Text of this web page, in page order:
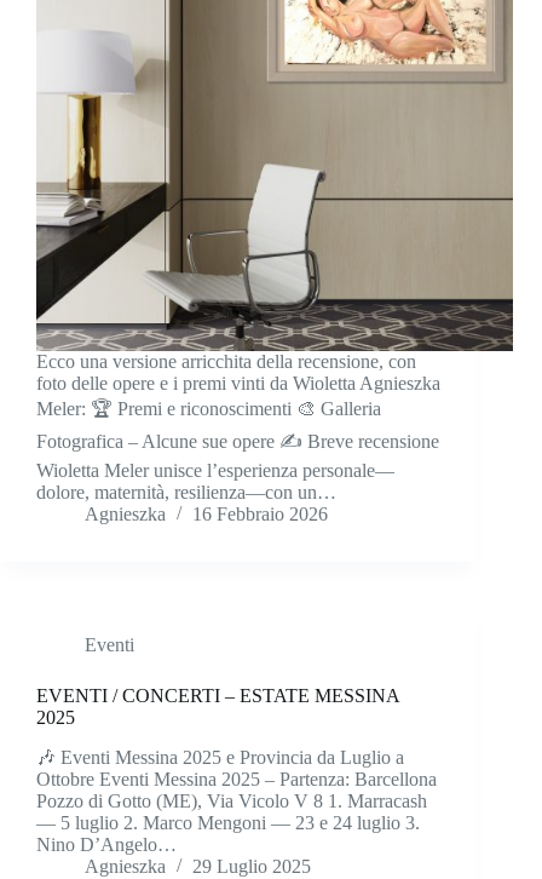
Ecco una versione arricchita della recensione, con
foto delle opere e i premi vinti da Wioletta Agnieszka
Meler: 🏆 Premi e riconoscimenti 🎨 Galleria
Fotografica – Alcune sue opere ✍️ Breve recensione
Wioletta Meler unisce l’esperienza personale—
dolore, maternità, resilienza—con un…
Agnieszka
16 Febbraio 2026
Eventi
EVENTI / CONCERTI – ESTATE MESSINA
2025
🎶 Eventi Messina 2025 e Provincia da Luglio a
Ottobre Eventi Messina 2025 – Partenza: Barcellona
Pozzo di Gotto (ME), Via Vicolo V 8 1. Marracash
— 5 luglio 2. Marco Mengoni — 23 e 24 luglio 3.
Nino D’Angelo…
Agnieszka
29 Luglio 2025